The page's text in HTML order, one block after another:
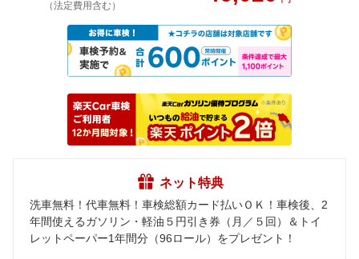
（法定費用含む）
ネット特典
洗車無料！代車無料！車検総額カード払いＯＫ！車検後、2
年間使えるガソリン・軽油５円引き券（月／５回）＆トイ
レットペーパー1年間分（96ロール）をプレゼント！